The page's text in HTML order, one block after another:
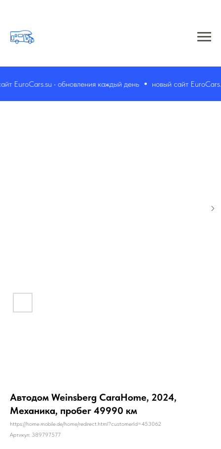
EuroCars.su • обновления каждый день новый сайт
Автодом Weinsberg CaraHome, 2024,
Механика, пробег 49990 км
https://home.mobile.de/home/redirect.html?customerId=453062
Артикул: 389797577